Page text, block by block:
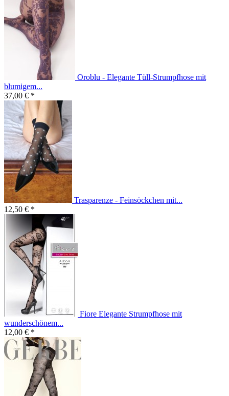
Oroblu - Elegante Tüll-Strumpfhose mit
blumigem...
37,00 € *
Trasparenze - Feinsöckchen mit...
12,50 € *
Fiore Elegante Strumpfhose mit
wunderschönem...
12,00 € *